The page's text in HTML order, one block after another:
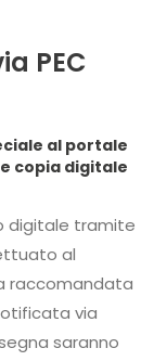
PEC
al portale
tramite
al
via
saranno